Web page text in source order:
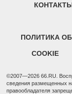
ПОЛИТИКА
COOKIE
©2007—2026 66.RU.
сведения размещенных
правообладателя